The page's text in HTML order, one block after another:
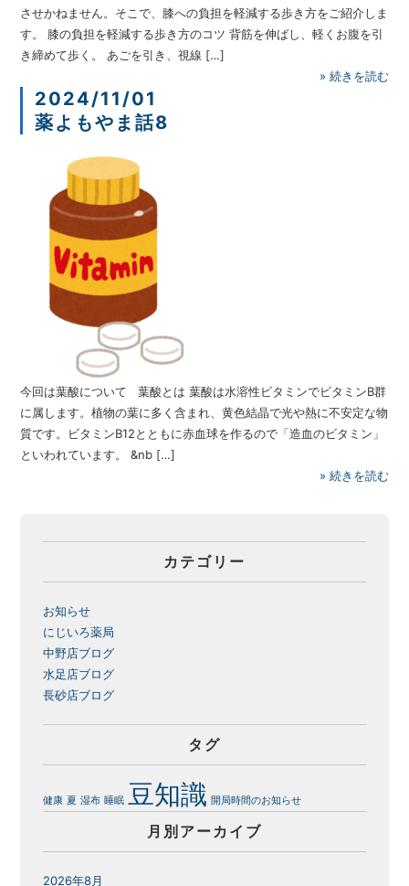
させかねません。そこで、膝への負担を軽減する歩き方をご紹介しま
す。 膝の負担を軽減する歩き方のコツ 背筋を伸ばし、軽くお腹を引
き締めて歩く。 あごを引き、視線 […]
» 続きを読む
2024/11/01
薬よもやま話8
今回は葉酸について 葉酸とは 葉酸は水溶性ビタミンでビタミンB群
に属します。植物の葉に多く含まれ、黄色結晶で光や熱に不安定な物
質です。ビタミンB12とともに赤血球を作るので「造血のビタミン」
といわれています。 &nb […]
» 続きを読む
カテゴリー
お知らせ
にじいろ薬局
中野店ブログ
水足店ブログ
長砂店ブログ
タグ
健康 夏 湿布 睡眠 豆知識 開局時間のお知らせ
月別アーカイブ
2026年8月